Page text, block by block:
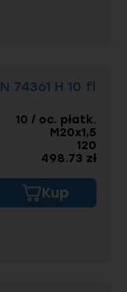
74361 H 10 fl
10 / oc. płatk.
M20x1,5
120
498.73 zł
Kup